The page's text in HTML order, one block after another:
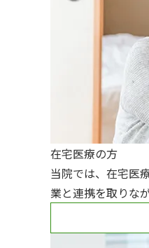
在宅医療の方
当院では、在宅医
業と連携を取りな